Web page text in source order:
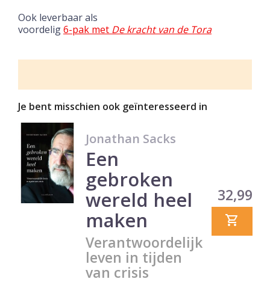
Ook leverbaar als
voordelig6-pak met De kracht van de Tora
Je bent misschien ook geïnteresseerd in
Jonathan Sacks
Een
gebroken
wereld heel
maken
Verantwoordelijk
leven in tijden
van crisis
Prijs
32,99